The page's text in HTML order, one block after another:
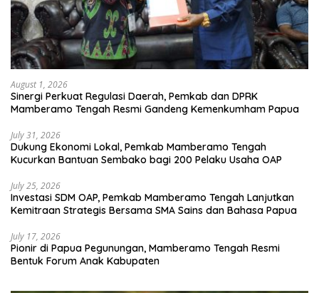
August 1, 2026
Sinergi Perkuat Regulasi Daerah, Pemkab dan DPRK
Mamberamo Tengah Resmi Gandeng Kemenkumham Papua
July 31, 2026
Dukung Ekonomi Lokal, Pemkab Mamberamo Tengah
Kucurkan Bantuan Sembako bagi 200 Pelaku Usaha OAP
July 25, 2026
Investasi SDM OAP, Pemkab Mamberamo Tengah Lanjutkan
Kemitraan Strategis Bersama SMA Sains dan Bahasa Papua
July 17, 2026
Pionir di Papua Pegunungan, Mamberamo Tengah Resmi
Bentuk Forum Anak Kabupaten